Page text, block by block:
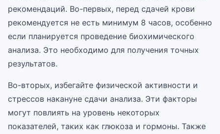
рекомендаций. Во-первых, перед сдачей крови
рекомендуется не есть минимум 8 часов, особенно
если планируется проведение биохимического
анализа. Это необходимо для получения точных
результатов.
Во-вторых, избегайте физической активности и
стрессов накануне сдачи анализа. Эти факторы
могут повлиять на уровень некоторых
показателей, таких как глюкоза и гормоны. Также